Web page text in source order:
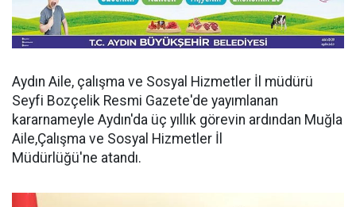
Aydın Aile, çalışma ve Sosyal Hizmetler İl müdürü
Seyfi Bozçelik Resmi Gazete'de yayımlanan
kararnameyle Aydın'da üç yıllık görevin ardından Muğla
Aile,Çalışma ve Sosyal Hizmetler İl
Müdürlüğü'ne atandı.